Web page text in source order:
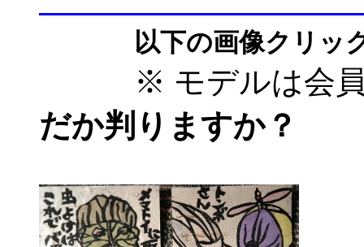
以下の画像クリッ
※ モデルは会員
だか判りますか？